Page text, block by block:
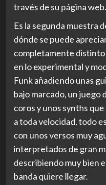
través de su página web.
Es la segunda muestra
dónde se puede
completamente distinto
en lo experimental y
Funk añadiendo unas
bajo marcado, un juego
coros y unos synths
a toda velocidad, todo
con unos versos muy
interpretados de gran
describiendo muy bien
banda quiere llegar.